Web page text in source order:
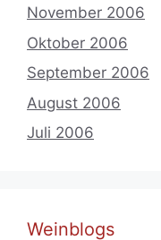
November 2006
Oktober 2006
September 2006
August 2006
Juli 2006
Weinblogs